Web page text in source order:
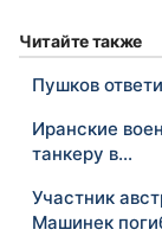
Читайте также
Пушков
Иранские
танкеру в…
Участник
Машинек